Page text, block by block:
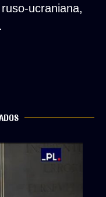
ucraniana,